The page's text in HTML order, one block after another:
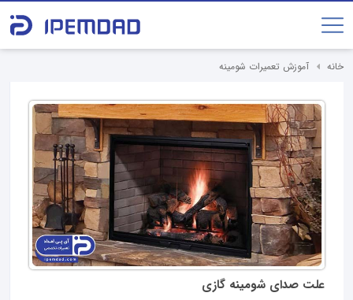
خانه آموزش تعمیرات شومینه
علت صدای شومینه گازی